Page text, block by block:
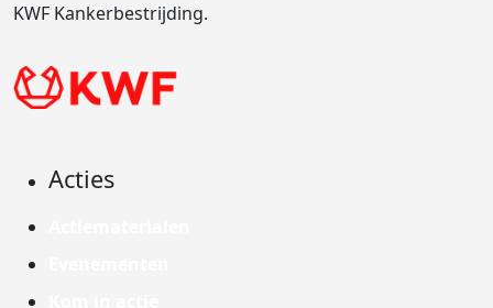
KWF Kankerbestrijding.
Acties